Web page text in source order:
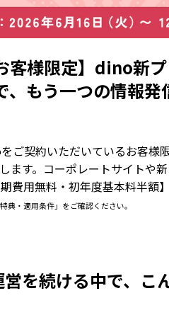
客様限定】dino新
もう一つの情報発
ご契約いただいているお客様
ます。コーポレートサイトや
費用無料・初年度基本料半額】
・適用条件」をご確認ください。
を続ける中で、こ